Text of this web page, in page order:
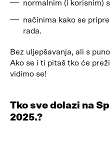
normalnim (i korisnim)
načinima kako se
rada.
Bez uljepšavanja, ali s
Ako se i ti pitaš tko će
vidimo se!
Tko sve dolazi na
2025.?